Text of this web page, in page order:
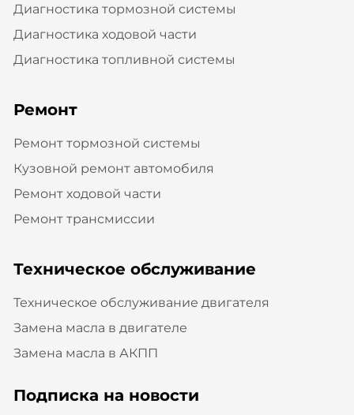
Диагностика тормозной системы
Диагностика ходовой части
Диагностика топливной системы
Ремонт
Ремонт тормозной системы
Кузовной ремонт автомобиля
Ремонт ходовой части
Ремонт трансмиссии
Техническое обслуживание
Техническое обслуживание двигателя
Замена масла в двигателе
Замена масла в АКПП
Подписка на новости